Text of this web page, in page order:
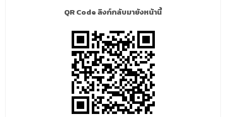
QR Code ลิงก์กลับมายังหน้านี้